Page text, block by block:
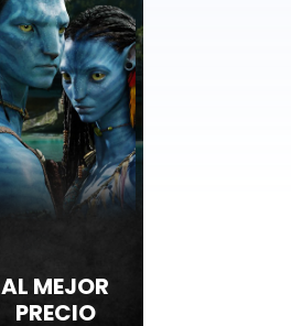
AL MEJOR
PRECIO